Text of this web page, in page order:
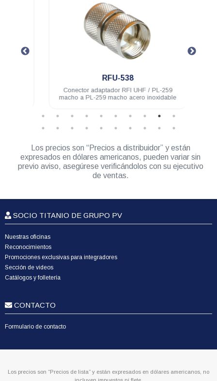
RFU-538
Conector adaptador RFI UHF / PL-259
macho a PL-259 macho acero inoxidable
Los precios son “Precios a distribuidor” y están
expresados en dólares americanos, pueden variar sin
previo aviso, asegúrese verificándolos con su ejecutivo
de ventas.
SOCIO TITANIO DE GRUPO PV
Nuestras oficinas
Reconocimientos
Promociones exclusivas para integradores
Sección de videos
Catálogos y folletería
CONTACTO
Formulario de contacto
Los precios son “Precios de lista” y están expresados en dólares americanos, no